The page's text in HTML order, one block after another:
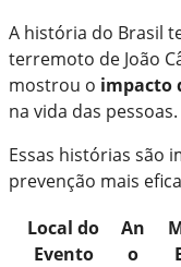
A história do Brasil
terremoto de João
mostrou o impacto
na vida das pessoas.
Essas histórias são
prevenção mais
Local do
Evento
An
o